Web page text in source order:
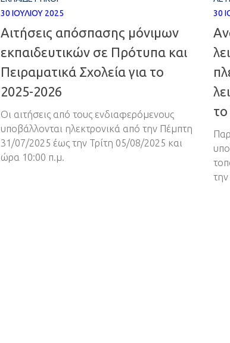
30 ΙΟΥΛΊΟΥ 2025
Αιτήσεις απόσπασης μόνιμων
εκπαιδευτικών σε Πρότυπα και
Πειραματικά Σχολεία για το
2025-2026
Οι αιτήσεις από τους ενδιαφερόμενους
υποβάλλονται ηλεκτρονικά από την Πέμπτη
31/07/2025 έως την Τρίτη 05/08/2025 και
ώρα 10:00 π.μ.
30